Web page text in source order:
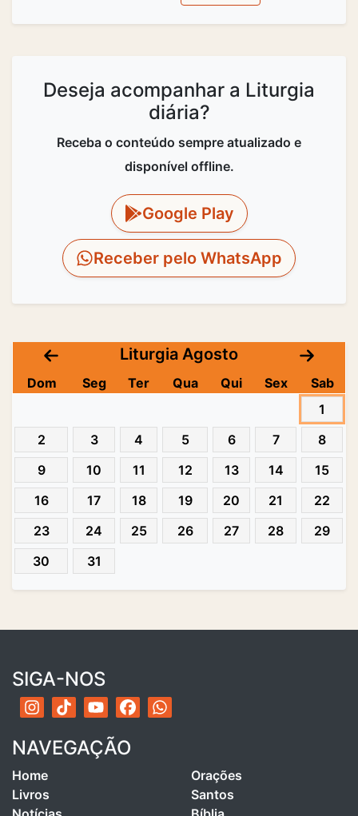
Deseja acompanhar a Liturgia
diária?
Receba o conteúdo sempre atualizado e
disponível offline.
Google Play
Receber pelo WhatsApp
Liturgia Agosto
Dom Seg Ter Qua Qui Sex
Sab
1
2
3 4 5 6 7
8
9
10 11 12 13 14
15
16
17 18 19 20 21
22
23
24 25 26 27 28
29
30
31
SIGA-NOS
NAVEGAÇÃO
Home
Livros
Orações
Santos